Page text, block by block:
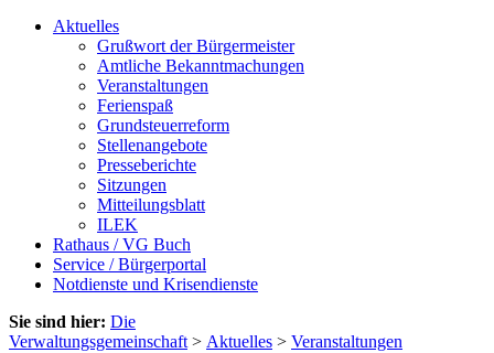
Aktuelles
Grußwort der Bürgermeister
Amtliche Bekanntmachungen
Veranstaltungen
Ferienspaß
Grundsteuerreform
Stellenangebote
Presseberichte
Sitzungen
Mitteilungsblatt
ILEK
Rathaus / VG Buch
Service / Bürgerportal
Notdienste und Krisendienste
Sie sind hier: Die
Verwaltungsgemeinschaft > Aktuelles > Veranstaltungen